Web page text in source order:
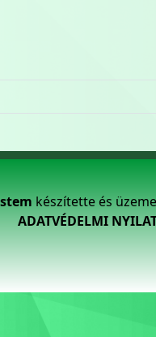
készítette és
ADATVÉDELMI